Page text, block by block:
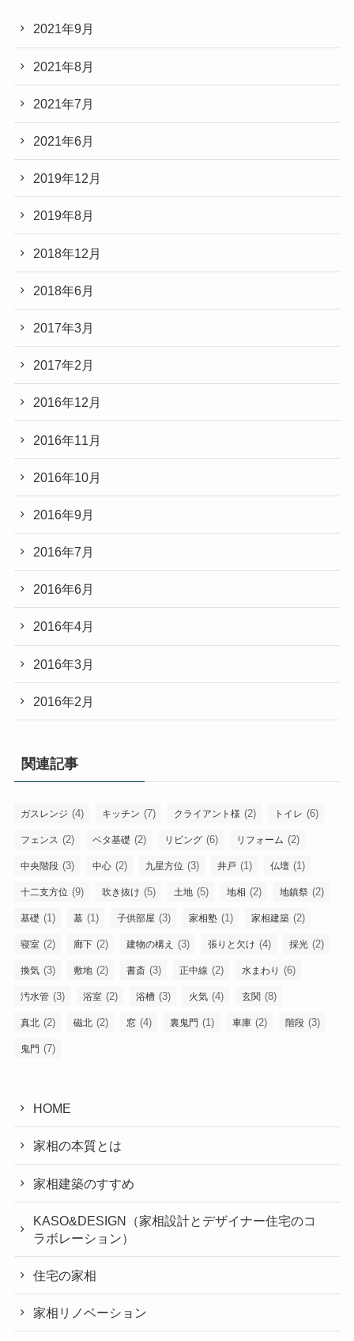
2021年9月
2021年8月
2021年7月
2021年6月
2019年12月
2019年8月
2018年12月
2018年6月
2017年3月
2017年2月
2016年12月
2016年11月
2016年10月
2016年9月
2016年7月
2016年6月
2016年4月
2016年3月
2016年2月
関連記事
ガスレンジ (4) キッチン (7) クライアント様 (2) トイレ (6)
フェンス (2) ベタ基礎 (2) リビング (6) リフォーム (2)
中央階段 (3) 中心 (2) 九星方位 (3) 井戸 (1) 仏壇 (1)
十二支方位 (9) 吹き抜け (5) 土地 (5) 地相 (2) 地鎮祭 (2)
基礎 (1) 墓 (1) 子供部屋 (3) 家相塾 (1) 家相建築 (2)
寝室 (2) 廊下 (2) 建物の構え (3) 張りと欠け (4) 採光 (2)
換気 (3) 敷地 (2) 書斎 (3) 正中線 (2) 水まわり (6)
汚水管 (3) 浴室 (2) 浴槽 (3) 火気 (4) 玄関 (8)
真北 (2) 磁北 (2) 窓 (4) 裏鬼門 (1) 車庫 (2) 階段 (3)
鬼門 (7)
HOME
家相の本質とは
家相建築のすすめ
KASO&DESIGN（家相設計とデザイナー住宅のコ
ラボレーション）
住宅の家相
家相リノベーション